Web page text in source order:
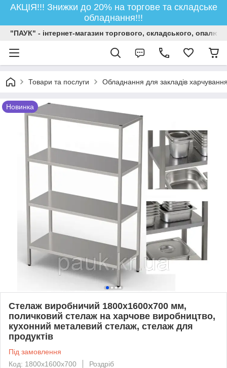
АКЦІЯ!!! Знижки до 20% на торгове та складське
обладнання!!!
"ПАУК" - інтернет-магазин торгового, складського,
Товари та послуги Обладнання для закладів
Новинка
Стелаж виробничий 1800х1600х700 мм,
поличковий стелаж на харчове виробництво,
кухонний металевий стелаж, стелаж для
продуктів
Під замовлення
Код: 1800х1600х700
Роздріб